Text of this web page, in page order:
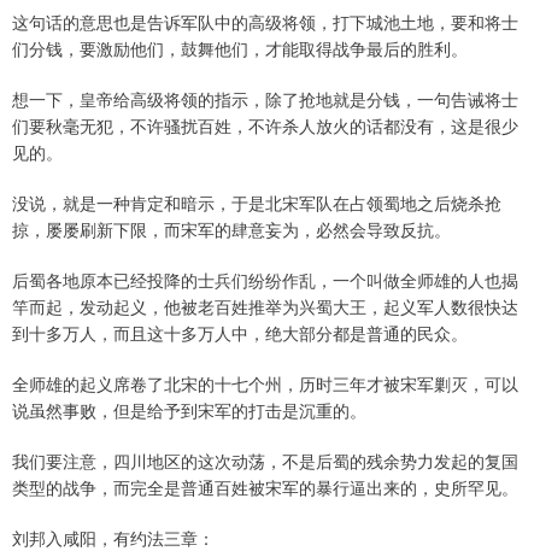
这句话的意思也是告诉军队中的高级将领，打下城池土地，要和将士
们分钱，要激励他们，鼓舞他们，才能取得战争最后的胜利。
想一下，皇帝给高级将领的指示，除了抢地就是分钱，一句告诫将士
们要秋毫无犯，不许骚扰百姓，不许杀人放火的话都没有，这是很少
见的。
没说，就是一种肯定和暗示，于是北宋军队在占领蜀地之后烧杀抢
掠，屡屡刷新下限，而宋军的肆意妄为，必然会导致反抗。
后蜀各地原本已经投降的士兵们纷纷作乱，一个叫做全师雄的人也揭
竿而起，发动起义，他被老百姓推举为兴蜀大王，起义军人数很快达
到十多万人，而且这十多万人中，绝大部分都是普通的民众。
全师雄的起义席卷了北宋的十七个州，历时三年才被宋军剿灭，可以
说虽然事败，但是给予到宋军的打击是沉重的。
我们要注意，四川地区的这次动荡，不是后蜀的残余势力发起的复国
类型的战争，而完全是普通百姓被宋军的暴行逼出来的，史所罕见。
刘邦入咸阳，有约法三章：